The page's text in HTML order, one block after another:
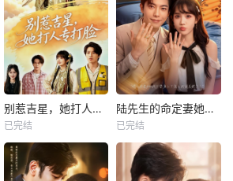
别惹吉星，她打人专打脸
已完结
陆先生的命定妻她飒又野
已完结